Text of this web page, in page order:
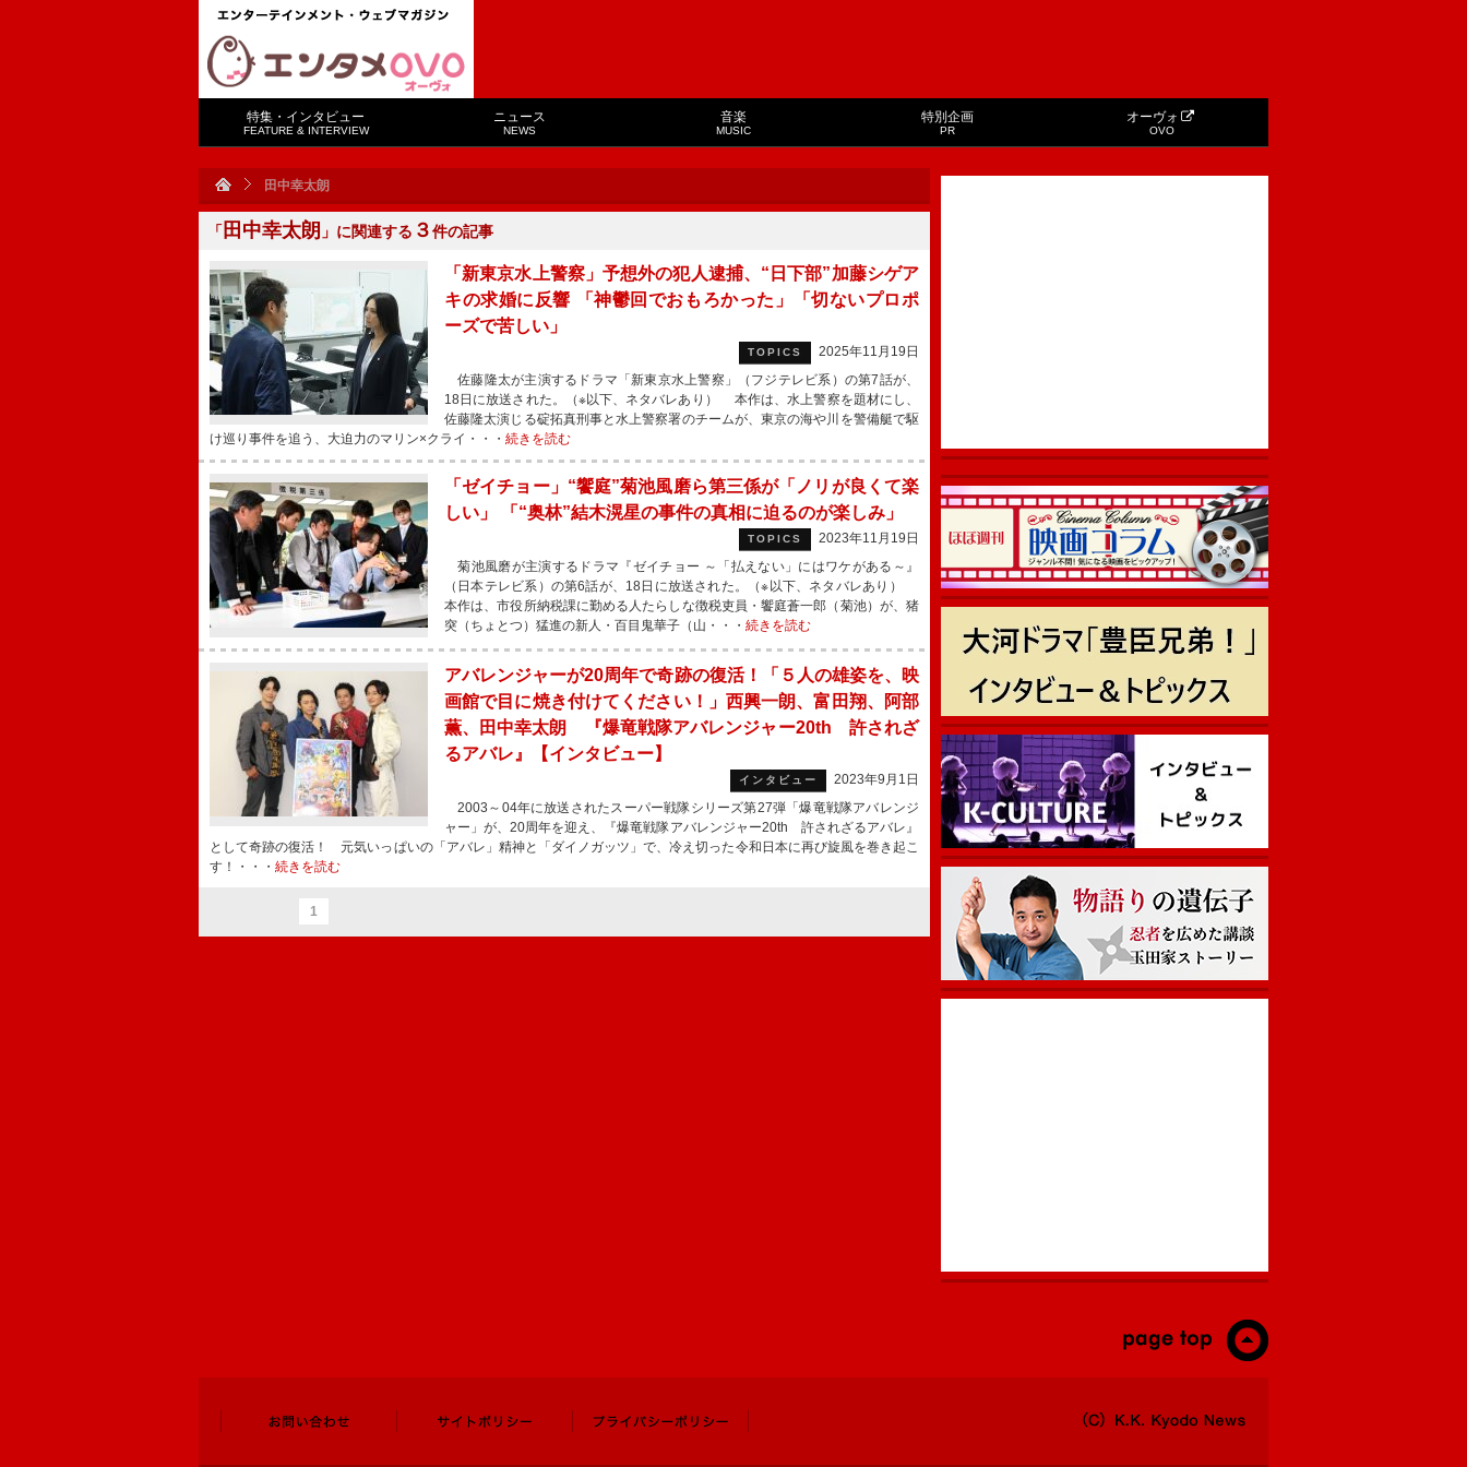
特集・インタビュー
FEATURE & INTERVIEW
ニュース
NEWS
音楽
MUSIC
特別企画
PR
オーヴォ
OVO
田中幸太朗
「 田中幸太朗 」に関連する ３件の記事
「新東京水上警察」予想外の犯人逮捕、“日下部”加藤シゲア
キの求婚に反響 「神鬱回でおもろかった」「切ないプロポ
ーズで苦しい」
TOPICS
2025年11月19日
佐藤隆太が主演するドラマ「新東京水上警察」（フジテレビ系）の第7話が、
18日に放送された。（※以下、ネタバレあり） 本作は、水上警察を題材にし、
佐藤隆太演じる碇拓真刑事と水上警察署のチームが、東京の海や川を警備艇で駆
け巡り事件を追う、大迫力のマリン×クライ・・・ 続きを読む
「ゼイチョー」“饗庭”菊池風磨ら第三係が「ノリが良くて楽
しい」 「“奥林”結木滉星の事件の真相に迫るのが楽しみ」
TOPICS
2023年11月19日
菊池風磨が主演するドラマ『ゼイチョー ～「払えない」にはワケがある～』
（日本テレビ系）の第6話が、18日に放送された。（※以下、ネタバレあり）
本作は、市役所納税課に勤める人たらしな徴税吏員・饗庭蒼一郎（菊池）が、猪
突（ちょとつ）猛進の新人・百目鬼華子（山・・・ 続きを読む
アバレンジャーが20周年で奇跡の復活！「５人の雄姿を、映
画館で目に焼き付けてください！」西興一朗、富田翔、阿部
薫、田中幸太朗 『爆竜戦隊アバレンジャー20th 許されざ
るアバレ』【インタビュー】
インタビュー
2023年9月1日
2003～04年に放送されたスーパー戦隊シリーズ第27弾「爆竜戦隊アバレンジ
ャー」が、20周年を迎え、『爆竜戦隊アバレンジャー20th 許されざるアバレ』
として奇跡の復活！ 元気いっぱいの「アバレ」精神と「ダイノガッツ」で、冷え切った令和日本に再び旋風を巻き起こ
す！・・・ 続きを読む
1